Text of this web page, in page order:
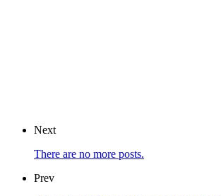
Next
There are no more posts.
Prev